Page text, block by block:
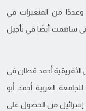
وعددًا من المتغيرات في
التى ساهمت أيضًا في تأجيل
الأفريقية أحمد قطان في
العربية أحمد أبو
إسرائيل من الحصول على